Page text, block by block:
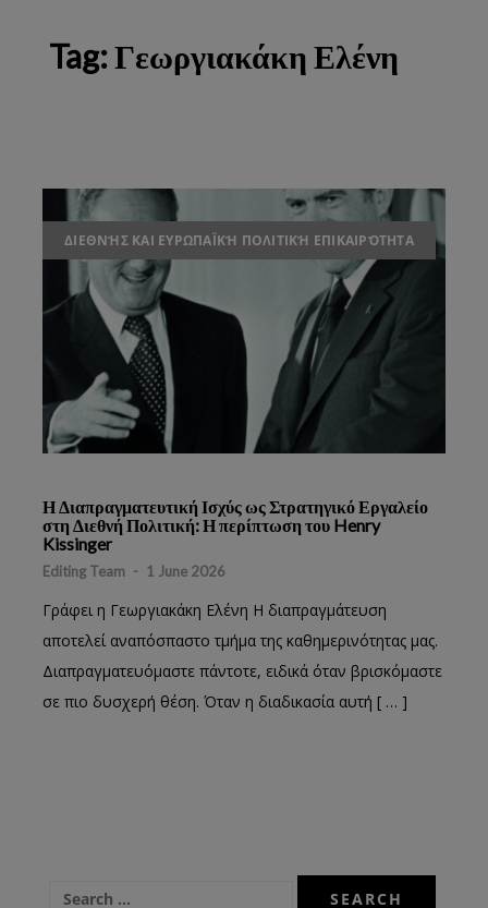
Tag:Γεωργιακάκη Ελένη
ΔΙΕΘΝΉΣ ΚΑΙ ΕΥΡΩΠΑΪΚΉ ΠΟΛΙΤΙΚΉ ΕΠΙΚΑΙΡΌΤΗΤΑ
Η Διαπραγματευτική Ισχύς ως Στρατηγικό Εργαλείο
στη Διεθνή Πολιτική: Η περίπτωση του Henry
Kissinger
Editing Team - 1 June 2026
Γράφει η Γεωργιακάκη Ελένη Η διαπραγμάτευση
αποτελεί αναπόσπαστο τμήμα της καθημερινότητας μας.
Διαπραγματευόμαστε πάντοτε, ειδικά όταν βρισκόμαστε
σε πιο δυσχερή θέση. Όταν η διαδικασία αυτή [ … ]